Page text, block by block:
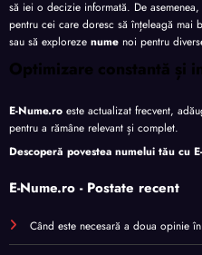
să iei o decizie informată. De
pentru cei care doresc să înțeleagă mai
sau să exploreze nume noi pentru
Optimizare constantă și
E-Nume.ro este actualizat frecvent,
pentru a rămâne relevant și complet.
Descoperă povestea numelui tău cu
E-Nume.ro - Postate recent
Când este necesară a doua opinie